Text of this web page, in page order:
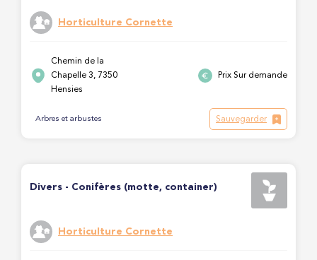
Horticulture Cornette
Chemin de la
Chapelle 3, 7350
Hensies
Prix Sur demande
Arbres et arbustes Sauvegarder
Divers - Conifères (motte, container)
Horticulture Cornette